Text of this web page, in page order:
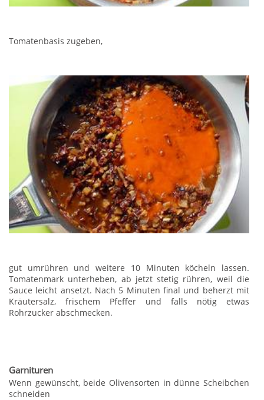
Tomatenbasis zugeben,
gut umrühren und weitere 10 Minuten köcheln lassen.
Tomatenmark unterheben, ab jetzt stetig rühren, weil die
Sauce leicht ansetzt. Nach 5 Minuten final und beherzt mit
Kräutersalz, frischem Pfeffer und falls nötig etwas
Rohrzucker abschmecken.
Garnituren
Wenn gewünscht, beide Olivensorten in dünne Scheibchen
schneiden